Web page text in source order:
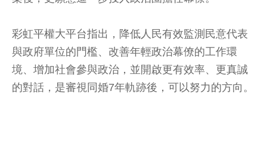
彩虹平權大平台指出，降低人民有效監測民意代表
與政府單位的門檻、改善年輕政治幕僚的工作環
境、增加社會參與政治，並開啟更有效率、更真誠
的對話，是審視同婚7年軌跡後，可以努力的方向。